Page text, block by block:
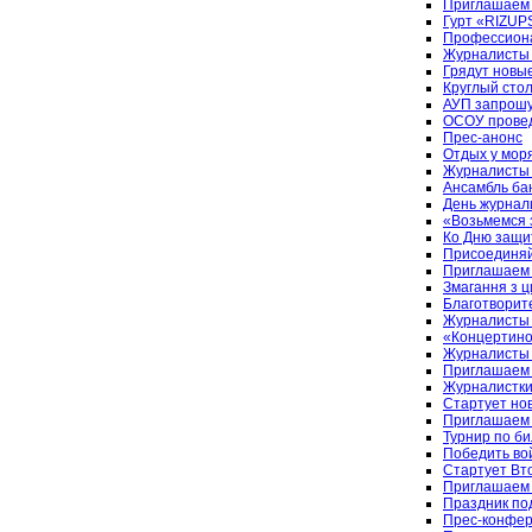
Гурт
Журналисты
Грядут
Круглый
АУП
ОСОУ
Прес-анонс
Отдых у
Журналисты
Ансамбль
День
«Возьмемся
Ко Дню
Змагання з
Журналисты
Журналисты
Стартует
Приглашаем
Турнир по
Победить
Стартует
Приглашаем
Праздник
Прес-